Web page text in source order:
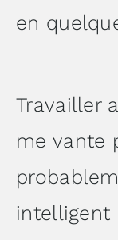
en
Travailler
me vante
intelligent